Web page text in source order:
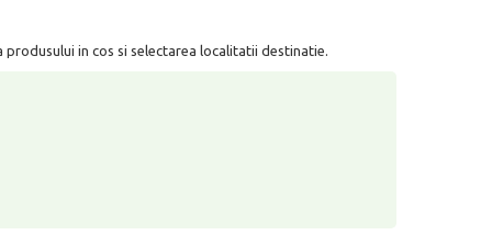
in cos si selectarea localitatii destinatie.